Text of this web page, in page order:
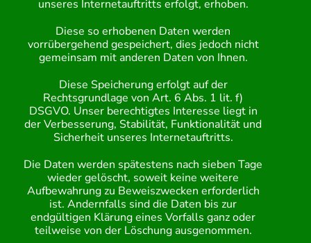
unseres Internetauftritts erfolgt, erhoben.
Diese so erhobenen Daten werden
vorrübergehend gespeichert, dies jedoch nicht
gemeinsam mit anderen Daten von Ihnen.
Diese Speicherung erfolgt auf der
Rechtsgrundlage von Art. 6 Abs. 1 lit. f)
DSGVO. Unser berechtigtes Interesse liegt in
der Verbesserung, Stabilität, Funktionalität und
Sicherheit unseres Internetauftritts.
Die Daten werden spätestens nach sieben Tage
wieder gelöscht, soweit keine weitere
Aufbewahrung zu Beweiszwecken erforderlich
ist. Andernfalls sind die Daten bis zur
endgültigen Klärung eines Vorfalls ganz oder
teilweise von der Löschung ausgenommen.